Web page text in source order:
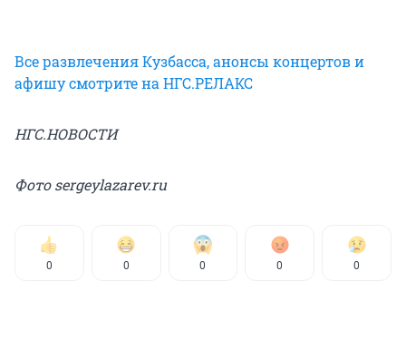
Все развлечения Кузбасса, анонсы концертов и
афишу смотрите на НГС.РЕЛАКС
НГС.НОВОСТИ
Фото sergeylazarev.ru
0 0 0 0 0